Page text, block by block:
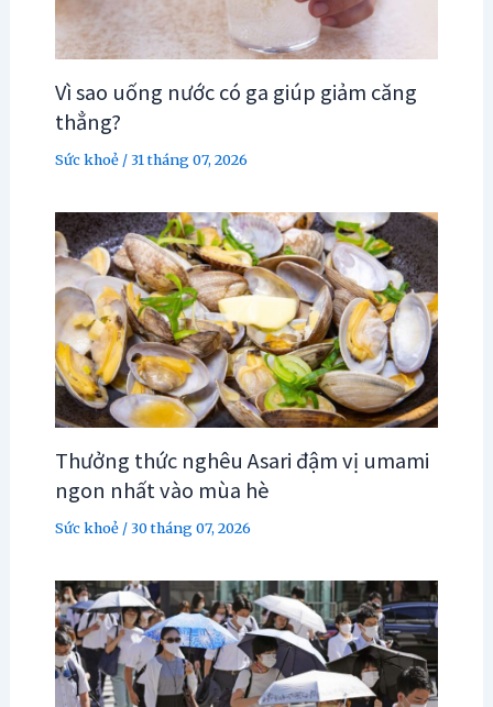
Vì sao uống nước có ga giúp giảm căng
thẳng?
Sức khoẻ/31 tháng 07, 2026
Thưởng thức nghêu Asari đậm vị umami
ngon nhất vào mùa hè
Sức khoẻ/30 tháng 07, 2026